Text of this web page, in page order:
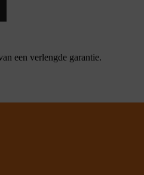
een verlengde garantie.